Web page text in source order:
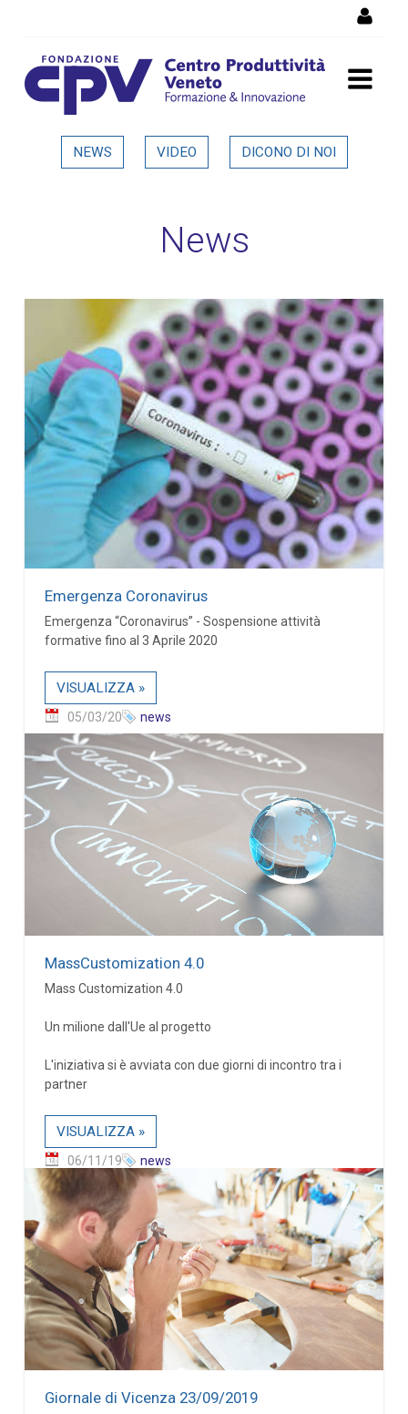
Dettaglio in evidenza
NEWS VIDEO DICONO DI NOI
News
Emergenza Coronavirus
Emergenza “Coronavirus” - Sospensione attività
formative fino al 3 Aprile 2020
VISUALIZZA »
05/03/20 news
MassCustomization 4.0
Mass Customization 4.0
Un milione dall'Ue al progetto
L'iniziativa si è avviata con due giorni di incontro tra i
partner
VISUALIZZA »
06/11/19 news
Giornale di Vicenza 23/09/2019